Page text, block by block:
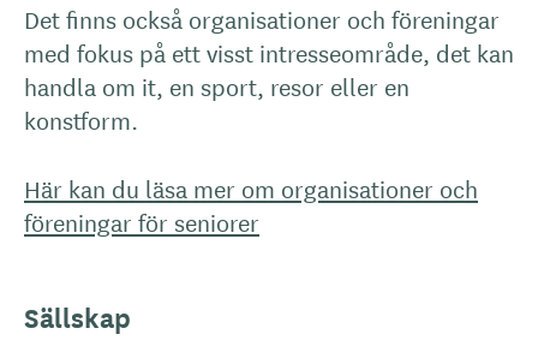
Det finns också organisationer och föreningar
med fokus på ett visst intresseområde, det kan
handla om it, en sport, resor eller en
konstform.
Här kan du läsa mer om organisationer och
föreningar för seniorer
Sällskap